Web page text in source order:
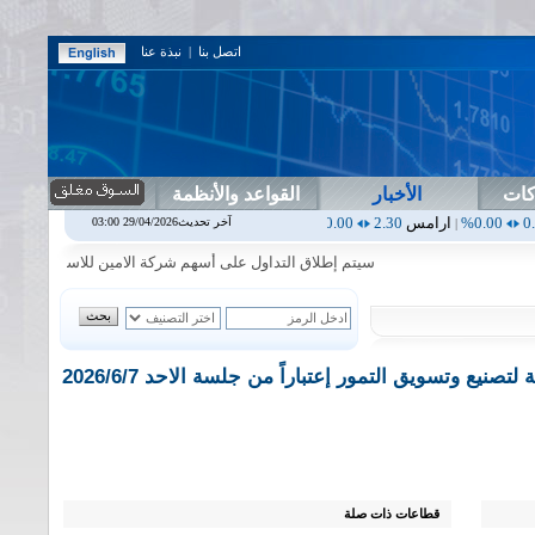
اتصل بنا | نبذة عنا
الأخبار القواعد والأنظمة
2.30
|اربيل 0.00 اس بنك0.00
0.00%
|اسفنج
سيتم إطلاق التداول على أسهم شركة الامين للاستثمار المالي في
وتسويق التمور إعتباراً من جلسة الاحد 2026/6/7
قطاعات ذات صلة